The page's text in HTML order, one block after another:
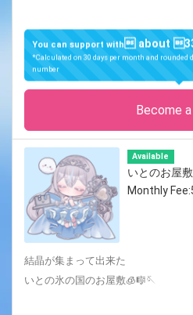
You can support with about
*Calculated on 30 days per month and rounded
number
Become a
Available
いとのお屋
Monthly
結晶が集まって出来た
いとの氷の国のお屋敷🧊🎼🪡